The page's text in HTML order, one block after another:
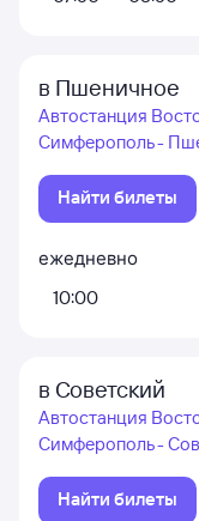
в Пшеничное
Автостанция
Симферополь -
Найти билеты
ежедневно
10:00
в Советский
Автостанция
Симферополь -
Найти билеты